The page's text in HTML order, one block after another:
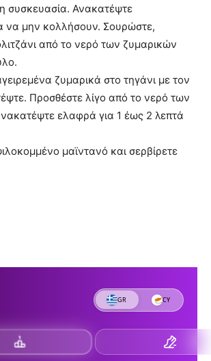
η συσκευασία. Ανακατέψτε
να μην κολλήσουν. Σουρώστε,
από το νερό των ζυμαρικών
ζυμαρικά στο τηγάνι με τον
Προσθέστε λίγο από το νερό των
ελαφρά για 1 έως 2 λεπτά
μαϊντανό και σερβίρετε